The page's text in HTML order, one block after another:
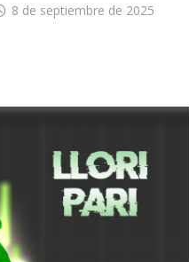
8 de septiembre de 2025